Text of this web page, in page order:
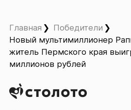
Главная
Победители
Новый мультимиллионер
житель Пермского края
миллионов рублей